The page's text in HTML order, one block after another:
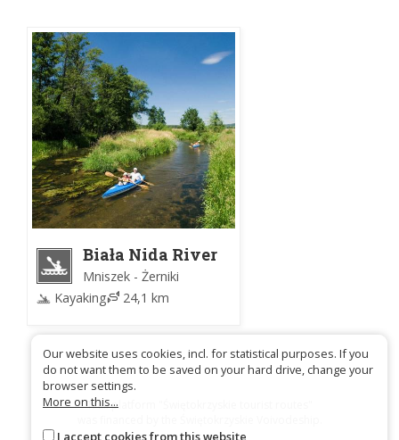
Biała Nida River
Mniszek - Żerniki
Kayaking
24,1 km
Trail platform "Świętokrzyskie tourist routes"
Our website uses cookies, incl. for statistical purposes. If you
do not want them to be saved on your hard drive, change your
browser settings.
More on this...